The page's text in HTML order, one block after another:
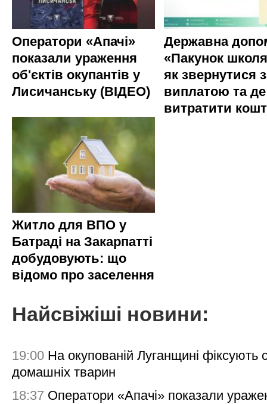
Оператори «Апачі»
показали ураження
об'єктів окупантів у
Лисичанську (ВІДЕО)
Державна
«Пакунок
як звернутися
виплатою та де
витратити
Житло для ВПО у
Батраді на Закарпатті
добудовують: що
відомо про заселення
Найсвіжіші новини:
19:00 На окупованій Луганщині фіксують
домашніх тварин
18:37 Оператори «Апачі» показали